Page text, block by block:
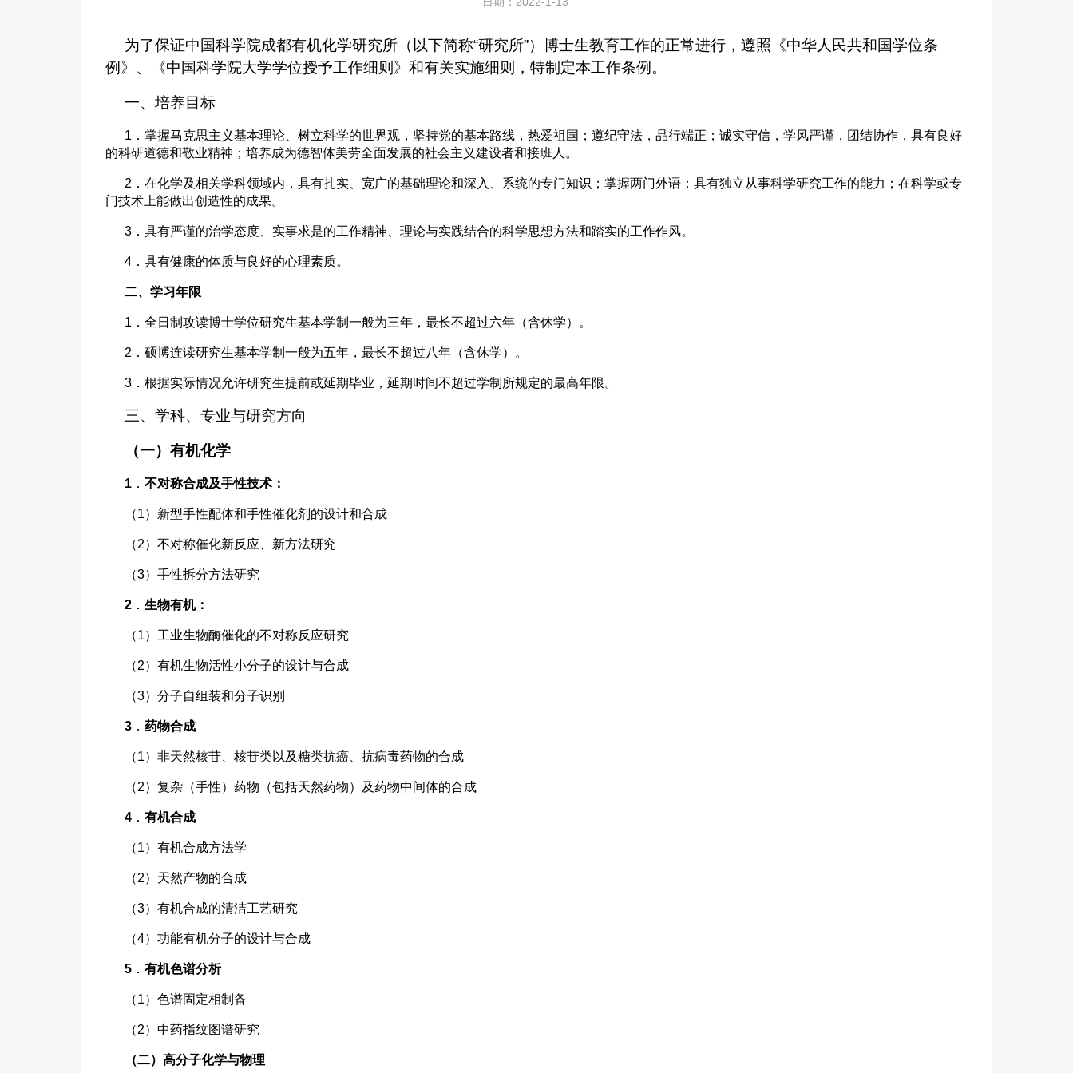
为了保证中国科学院成都有机化学研究所（以下简称“研究所”）博士生教育工作的正常进行，遵照《中华人民共和国学位条
例》、《中国科学院大学学位授予工作细则》和有关实施细则，特制定本工作条例。
一、培养目标
1．掌握马克思主义基本理论、树立科学的世界观，坚持党的基本路线，热爱祖国；遵纪守法，品行端正；诚实守信，学风严谨，团结协作，具有良好
的科研道德和敬业精神；培养成为德智体美劳全面发展的社会主义建设者和接班人。
2．在化学及相关学科领域内，具有扎实、宽广的基础理论和深入、系统的专门知识；掌握两门外语；具有独立从事科学研究工作的能力；在科学或专
门技术上能做出创造性的成果。
3．具有严谨的治学态度、实事求是的工作精神、理论与实践结合的科学思想方法和踏实的工作作风。
4．具有健康的体质与良好的心理素质。
二、学习年限
1．全日制攻读博士学位研究生基本学制一般为三年，最长不超过六年（含休学）。
2．硕博连读研究生基本学制一般为五年，最长不超过八年（含休学）。
3．根据实际情况允许研究生提前或延期毕业，延期时间不超过学制所规定的最高年限。
三、学科、专业与研究方向
（一）有机化学
1 ． 不对称合成及手性技术：
（1）新型手性配体和手性催化剂的设计和合成
（2）不对称催化新反应、新方法研究
（3）手性拆分方法研究
2 ． 生物有机：
（1）工业生物酶催化的不对称反应研究
（2）有机生物活性小分子的设计与合成
（3）分子自组装和分子识别
3 ． 药物合成
（1）非天然核苷、核苷类以及糖类抗癌、抗病毒药物的合成
（2）复杂（手性）药物（包括天然药物）及药物中间体的合成
4 ． 有机合成
（1）有机合成方法学
（2）天然产物的合成
（3）有机合成的清洁工艺研究
（4）功能有机分子的设计与合成
5 ． 有机色谱分析
（1）色谱固定相制备
（2）中药指纹图谱研究
（二）高分子化学与物理